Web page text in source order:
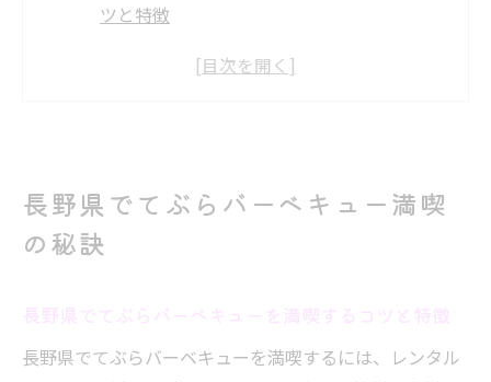
ツと特徴
手ぶらバーベキューが人気の理由とレンタ
自然を堪能する長野県手ぶらバーベキュー
の魅力とは
てぶらバーベキューと長野県観光の新しい
体験談
長野県でてぶらバーベキュー満喫
の秘訣
長野県でてぶらバーベキューを満喫するには、レンタル